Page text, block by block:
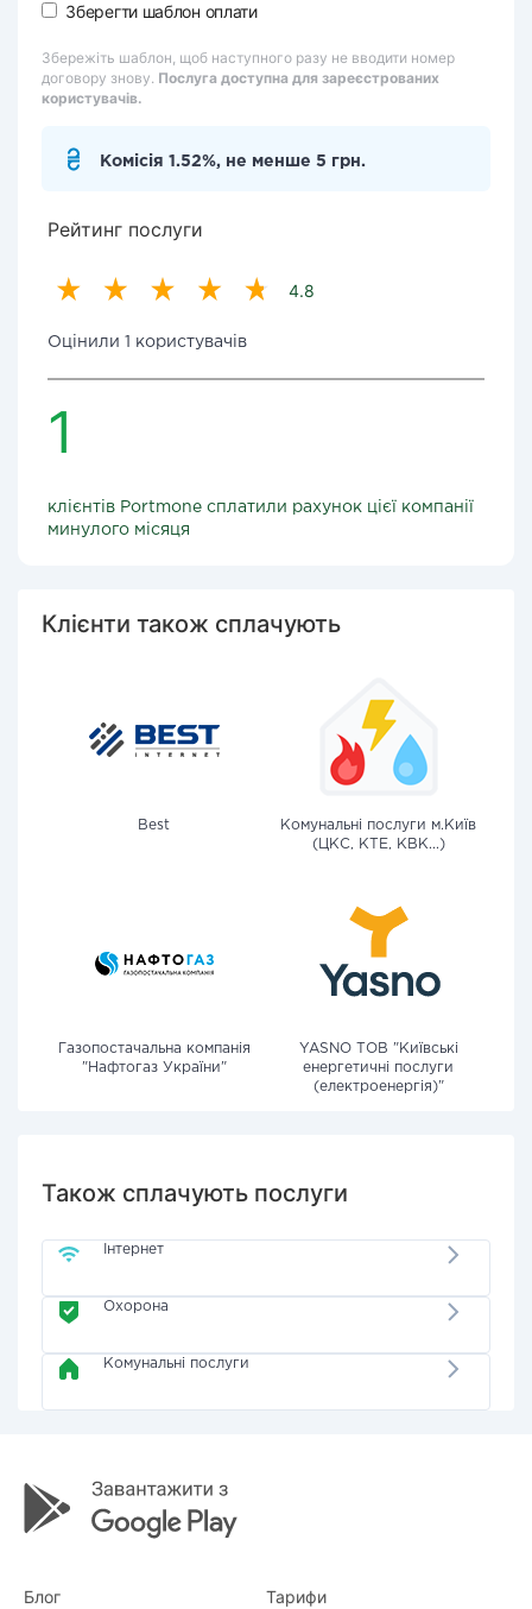
Зберегти шаблон оплати
Збережіть шаблон, щоб наступного разу не вводити номер
договору знову. Послуга доступна для зареєстрованих
користувачів.
Комісія 1.52%, не менше 5 грн.
Рейтинг послуги
4.8
Оцінили 1 користувачів
1
клієнтів Portmone сплатили рахунок цієї компанії
минулого місяця
Клієнти також сплачують
Best
Комунальні послуги м.Київ
(ЦКС, КТЕ, КВК...)
Газопостачальна компанія
"Нафтогаз України"
YASNO ТОВ "Київські
енергетичні послуги
(електроенергія)"
Також сплачують послуги
Інтернет
Охорона
Комунальні послуги
Блог Тарифи